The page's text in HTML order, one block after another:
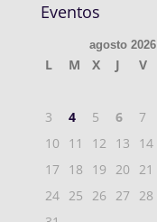
Eventos
agosto 2026
L M X J V
3
4 5 6 7
10
11 12 13 14
17
18 19 20 21
24 25 26 27 28